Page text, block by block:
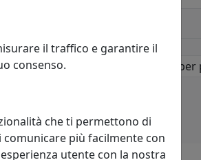
il traffico e garantire il
consenso.
che ti permettono di
più facilmente con
utente con la nostra